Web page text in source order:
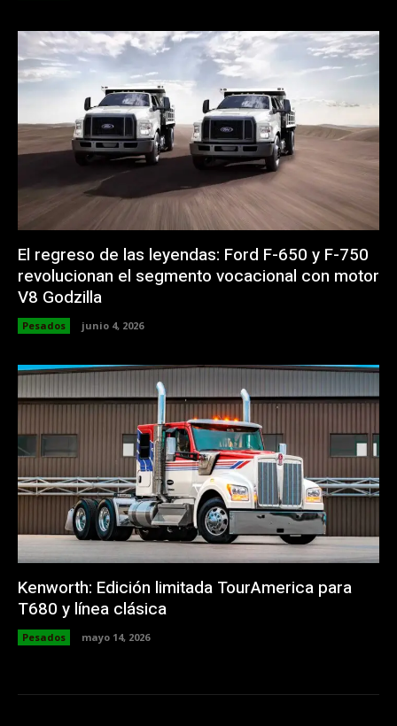
El regreso de las leyendas: Ford F-650 y F-750
revolucionan el segmento vocacional con motor
V8 Godzilla
Pesados junio 4, 2026
Kenworth: Edición limitada TourAmerica para
T680 y línea clásica
Pesados mayo 14, 2026